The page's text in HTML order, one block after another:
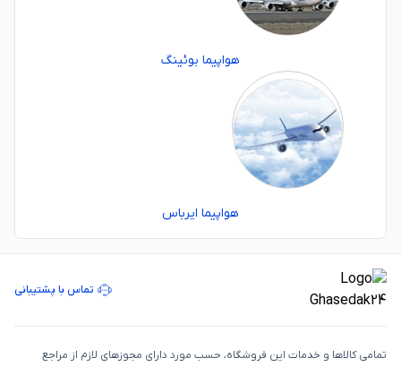
هواپیما بوئینگ
هواپیما ایرباس
تماس با پشتیبانی
تمامی كالاها و خدمات اين فروشگاه، حسب مورد دارای مجوزهای لازم از مراجع